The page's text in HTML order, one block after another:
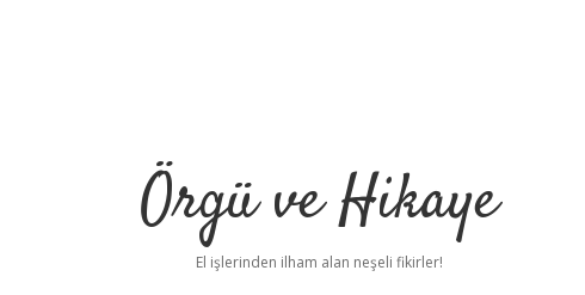
Örgü ve Hikaye
El işlerinden ilham alan neşeli fikirler!